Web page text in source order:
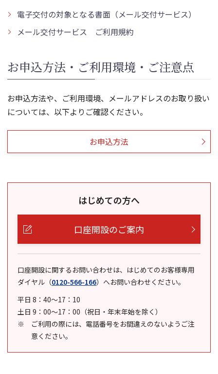
電子交付の対象となる書面（メール交付サービス）
メール交付サービス ご利用規約
お申込方法・ご利用環境・ご注意点
お申込方法や、ご利用環境、メールアドレスのお取り扱い
については、以下よりご確認ください。
お申込方法
はじめての方へ
口座開設のご案内
口座開設に関するお問い合わせは、はじめてのお客様専用
ダイヤル （0120-566-166） へお問い合わせください。
平日 8：40～17：10
土日 9：00～17：00（祝日・年末年始を除く）
ご利用の際には、電話番号をお間違えのないようご注
意ください。